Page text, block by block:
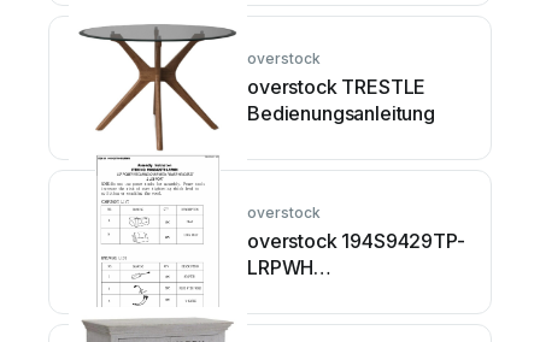
overstock
overstock TRESTLE
Bedienungsanleitung
overstock
overstock 194S9429TP-
LRPWH